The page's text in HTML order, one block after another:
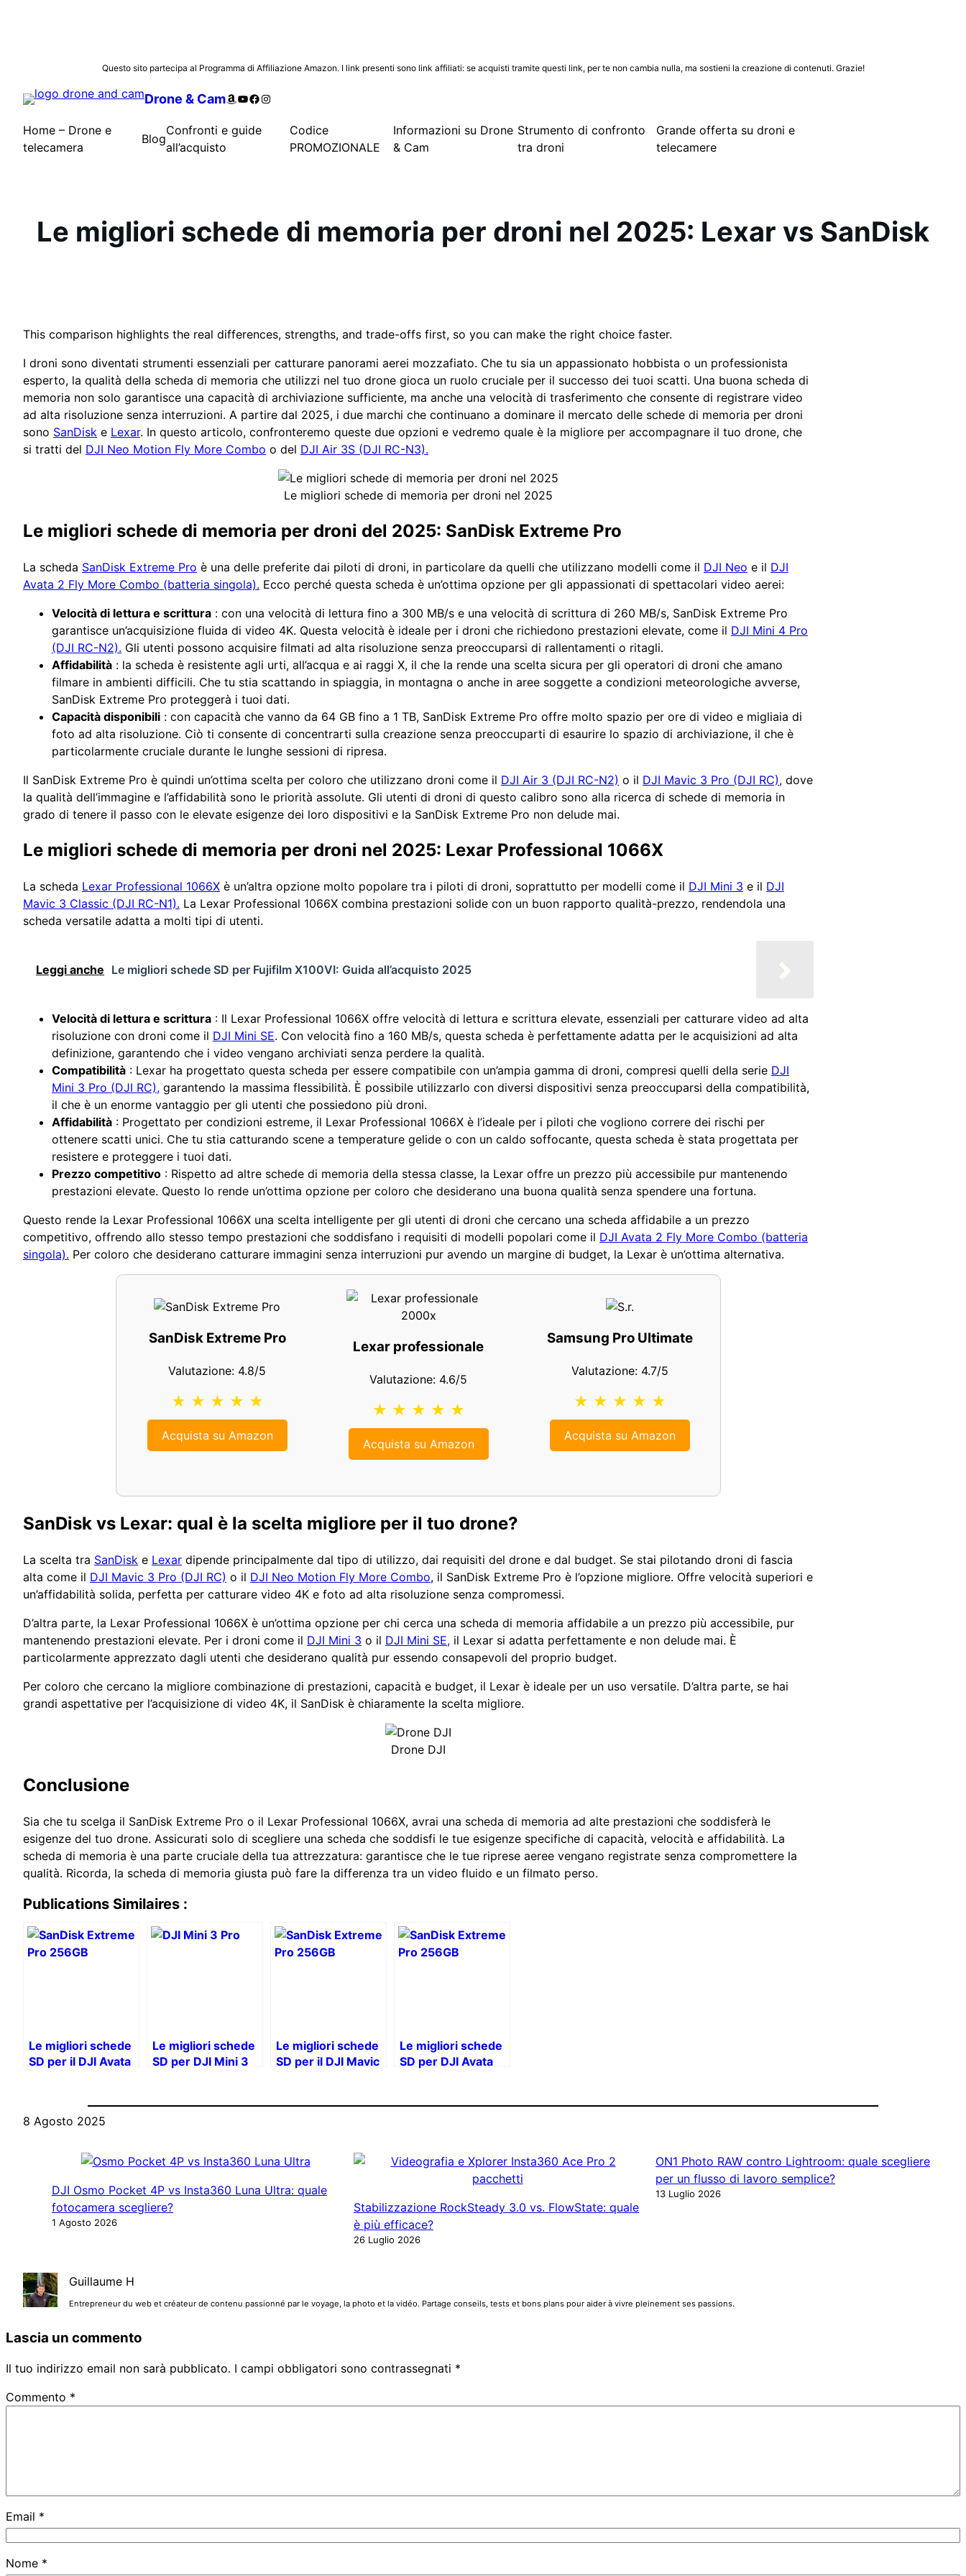
contenuto
Questo sito partecipa al Programma di Affiliazione Amazon. I link presenti sono link affiliati: se acquisti tramite questi link, per te non cambia nulla, ma sostieni la creazione di contenuti. Grazie!
Drone & CamAmazon
YouTube
Facebook
Instagram
Home – Drone e
telecamera
Blog
Confronti e guide
all’acquisto
Codice
PROMOZIONALE
Informazioni su Drone
& Cam
Strumento di confronto
tra droni
Grande offerta su droni e
telecamere
Le migliori schede di memoria per droni nel 2025: Lexar vs SanDisk
This comparison highlights the real differences, strengths, and trade-offs first, so you can make the right choice faster.
I droni sono diventati strumenti essenziali per catturare panorami aerei mozzafiato. Che tu sia un appassionato hobbista o un professionista
esperto, la qualità della scheda di memoria che utilizzi nel tuo drone gioca un ruolo cruciale per il successo dei tuoi scatti. Una buona scheda di
memoria non solo garantisce una capacità di archiviazione sufficiente, ma anche una velocità di trasferimento che consente di registrare video
ad alta risoluzione senza interruzioni. A partire dal 2025, i due marchi che continuano a dominare il mercato delle schede di memoria per droni
sono SanDisk e Lexar. In questo articolo, confronteremo queste due opzioni e vedremo quale è la migliore per accompagnare il tuo drone, che
si tratti del DJI Neo Motion Fly More Combo o del DJI Air 3S (DJI RC-N3).
Le migliori schede di memoria per droni nel 2025
Le migliori schede di memoria per droni del 2025: SanDisk Extreme Pro
La scheda SanDisk Extreme Pro è una delle preferite dai piloti di droni, in particolare da quelli che utilizzano modelli come il DJI Neo e il DJI
Avata 2 Fly More Combo (batteria singola). Ecco perché questa scheda è un’ottima opzione per gli appassionati di spettacolari video aerei:
Velocità di lettura e scrittura : con una velocità di lettura fino a 300 MB/s e una velocità di scrittura di 260 MB/s, SanDisk Extreme Pro
garantisce un’acquisizione fluida di video 4K. Questa velocità è ideale per i droni che richiedono prestazioni elevate, come il DJI Mini 4 Pro
(DJI RC-N2). Gli utenti possono acquisire filmati ad alta risoluzione senza preoccuparsi di rallentamenti o ritagli.
Affidabilità : la scheda è resistente agli urti, all’acqua e ai raggi X, il che la rende una scelta sicura per gli operatori di droni che amano
filmare in ambienti difficili. Che tu stia scattando in spiaggia, in montagna o anche in aree soggette a condizioni meteorologiche avverse,
SanDisk Extreme Pro proteggerà i tuoi dati.
Capacità disponibili : con capacità che vanno da 64 GB fino a 1 TB, SanDisk Extreme Pro offre molto spazio per ore di video e migliaia di
foto ad alta risoluzione. Ciò ti consente di concentrarti sulla creazione senza preoccuparti di esaurire lo spazio di archiviazione, il che è
particolarmente cruciale durante le lunghe sessioni di ripresa.
Il SanDisk Extreme Pro è quindi un’ottima scelta per coloro che utilizzano droni come il DJI Air 3 (DJI RC-N2) o il DJI Mavic 3 Pro (DJI RC), dove
la qualità dell’immagine e l’affidabilità sono le priorità assolute. Gli utenti di droni di questo calibro sono alla ricerca di schede di memoria in
grado di tenere il passo con le elevate esigenze dei loro dispositivi e la SanDisk Extreme Pro non delude mai.
Le migliori schede di memoria per droni nel 2025: Lexar Professional 1066X
La scheda Lexar Professional 1066X è un’altra opzione molto popolare tra i piloti di droni, soprattutto per modelli come il DJI Mini 3 e il DJI
Mavic 3 Classic (DJI RC-N1). La Lexar Professional 1066X combina prestazioni solide con un buon rapporto qualità-prezzo, rendendola una
scheda versatile adatta a molti tipi di utenti.
Leggi anche Le migliori schede SD per Fujifilm X100VI: Guida all’acquisto 2025
Velocità di lettura e scrittura : Il Lexar Professional 1066X offre velocità di lettura e scrittura elevate, essenziali per catturare video ad alta
risoluzione con droni come il DJI Mini SE. Con velocità fino a 160 MB/s, questa scheda è perfettamente adatta per le acquisizioni ad alta
definizione, garantendo che i video vengano archiviati senza perdere la qualità.
Compatibilità : Lexar ha progettato questa scheda per essere compatibile con un’ampia gamma di droni, compresi quelli della serie DJI
Mini 3 Pro (DJI RC), garantendo la massima flessibilità. È possibile utilizzarlo con diversi dispositivi senza preoccuparsi della compatibilità,
il che è un enorme vantaggio per gli utenti che possiedono più droni.
Affidabilità : Progettato per condizioni estreme, il Lexar Professional 1066X è l’ideale per i piloti che vogliono correre dei rischi per
ottenere scatti unici. Che tu stia catturando scene a temperature gelide o con un caldo soffocante, questa scheda è stata progettata per
resistere e proteggere i tuoi dati.
Prezzo competitivo : Rispetto ad altre schede di memoria della stessa classe, la Lexar offre un prezzo più accessibile pur mantenendo
prestazioni elevate. Questo lo rende un’ottima opzione per coloro che desiderano una buona qualità senza spendere una fortuna.
Questo rende la Lexar Professional 1066X una scelta intelligente per gli utenti di droni che cercano una scheda affidabile a un prezzo
competitivo, offrendo allo stesso tempo prestazioni che soddisfano i requisiti di modelli popolari come il DJI Avata 2 Fly More Combo (batteria
singola). Per coloro che desiderano catturare immagini senza interruzioni pur avendo un margine di budget, la Lexar è un’ottima alternativa.
SanDisk Extreme Pro
Valutazione: 4.8/5
★ ★ ★ ★ ★
Acquista su Amazon
Lexar professionale
Valutazione: 4.6/5
★ ★ ★ ★ ★
Acquista su Amazon
Samsung Pro Ultimate
Valutazione: 4.7/5
★ ★ ★ ★ ★
Acquista su Amazon
SanDisk vs Lexar: qual è la scelta migliore per il tuo drone?
La scelta tra SanDisk e Lexar dipende principalmente dal tipo di utilizzo, dai requisiti del drone e dal budget. Se stai pilotando droni di fascia
alta come il DJI Mavic 3 Pro (DJI RC) o il DJI Neo Motion Fly More Combo, il SanDisk Extreme Pro è l’opzione migliore. Offre velocità superiori e
un’affidabilità solida, perfetta per catturare video 4K e foto ad alta risoluzione senza compromessi.
D’altra parte, la Lexar Professional 1066X è un’ottima opzione per chi cerca una scheda di memoria affidabile a un prezzo più accessibile, pur
mantenendo prestazioni elevate. Per i droni come il DJI Mini 3 o il DJI Mini SE, il Lexar si adatta perfettamente e non delude mai. È
particolarmente apprezzato dagli utenti che desiderano qualità pur essendo consapevoli del proprio budget.
Per coloro che cercano la migliore combinazione di prestazioni, capacità e budget, il Lexar è ideale per un uso versatile. D’altra parte, se hai
grandi aspettative per l’acquisizione di video 4K, il SanDisk è chiaramente la scelta migliore.
Drone DJI
Conclusione
Sia che tu scelga il SanDisk Extreme Pro o il Lexar Professional 1066X, avrai una scheda di memoria ad alte prestazioni che soddisferà le
esigenze del tuo drone. Assicurati solo di scegliere una scheda che soddisfi le tue esigenze specifiche di capacità, velocità e affidabilità. La
scheda di memoria è una parte cruciale della tua attrezzatura: garantisce che le tue riprese aeree vengano registrate senza compromettere la
qualità. Ricorda, la scheda di memoria giusta può fare la differenza tra un video fluido e un filmato perso.
Publications Similaires :
Le migliori schede
SD per il DJI Avata
Le migliori schede
SD per DJI Mini 3
Le migliori schede
SD per il DJI Mavic
Le migliori schede
SD per DJI Avata
8 Agosto 2025
DJI Osmo Pocket 4P vs Insta360 Luna Ultra: quale
fotocamera scegliere?
1 Agosto 2026
Stabilizzazione RockSteady 3.0 vs. FlowState: quale
è più efficace?
26 Luglio 2026
ON1 Photo RAW contro Lightroom: quale scegliere
per un flusso di lavoro semplice?
13 Luglio 2026
Guillaume H
Entrepreneur du web et créateur de contenu passionné par le voyage, la photo et la vidéo. Partage conseils, tests et bons plans pour aider à vivre pleinement ses passions.
Lascia un commento
Il tuo indirizzo email non sarà pubblicato. I campi obbligatori sono contrassegnati *
Commento *
Email *
Nome *